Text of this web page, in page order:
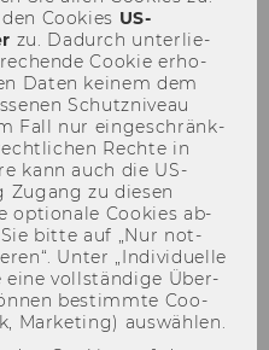
Meierewert
der Lehrbefugnis
für das Fach
an
Dr. Irene Pollach
Coo­kies US-​
zu. Da­durch un­ter­lie­
Coo­kie er­ho­
Daten kei­nem dem
Schutz­ni­veau
Fall nur ein­ge­schränk­
Rech­te in
kann auch die US-​
Zu­gang zu die­sen
op­tio­na­le Coo­kies ab­
bitte auf „Nur not­
Unter „In­di­vi­du­el­le
eine voll­stän­di­ge Über­
be­stimm­te Coo­
Mar­ke­ting) aus­wäh­len.